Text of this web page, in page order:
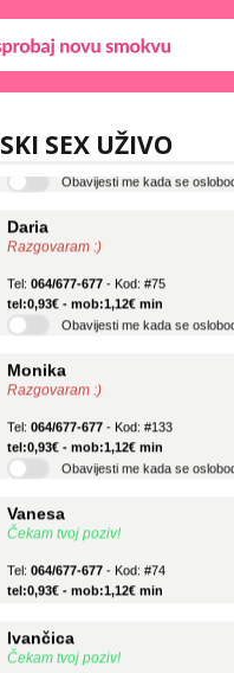
SEX UŽIVO
tel:0,93€ - mob:1,12€ min
Razgovaram :)
tel:0,93€ - mob:1,12€ min
Obavijesti me kada se oslobodi
Razgovaram :)
tel:0,93€ - mob:1,12€ min
Obavijesti me kada se oslobodi
Čekam tvoj poziv!
tel:0,93€ - mob:1,12€ min
Čekam tvoj poziv!